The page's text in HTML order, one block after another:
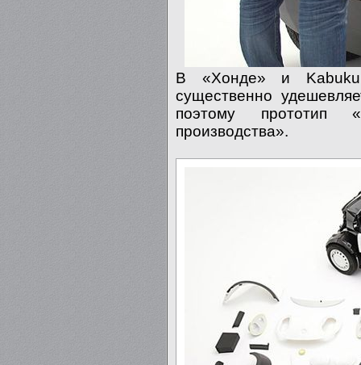
В «Хонде» и Kabuku
существенно
поэтому прототип
производства».